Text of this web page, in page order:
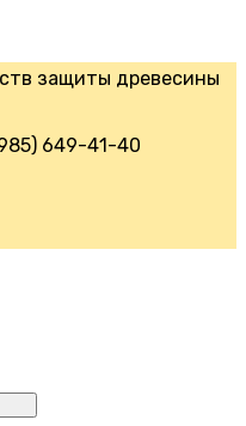
защиты древесины
649-41-40